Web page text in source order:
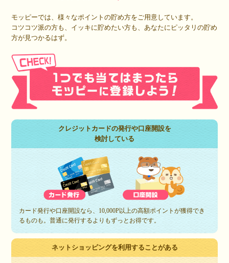
モッピーでは、様々なポイントの貯め方をご用意しています。
コツコツ派の方も、イッキに貯めたい方も、あなたにピッタリの貯め
方が見つかるはず。
クレジットカードの発行や口座開設を
検討している
カード発行や口座開設なら、10,000P以上の高額ポイントが獲得でき
るものも。普通に発行するよりもずっとお得です。
ネットショッピングを利用することがある